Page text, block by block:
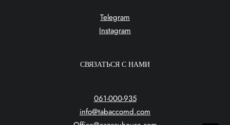
Telegram
Instagram
СВЯЗАТЬСЯ С НАМИ
061-000-935
info@tabaccomd.com